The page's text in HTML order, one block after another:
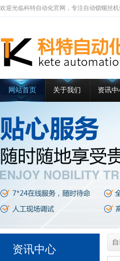
欢迎光临科特自动化官网，专注自动锁螺丝机
网站首页 关于我们 资讯中
资讯中心